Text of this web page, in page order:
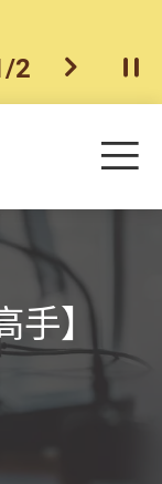
个
/2 下一个开
目
手】